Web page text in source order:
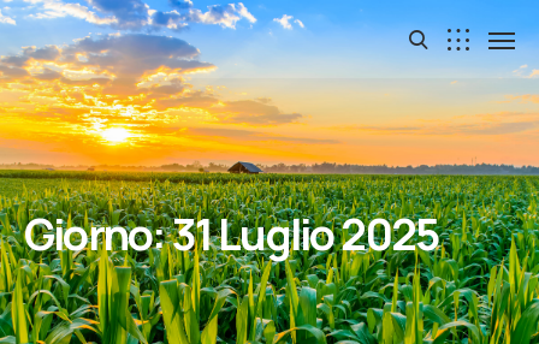
Giorno:31 Luglio 2025